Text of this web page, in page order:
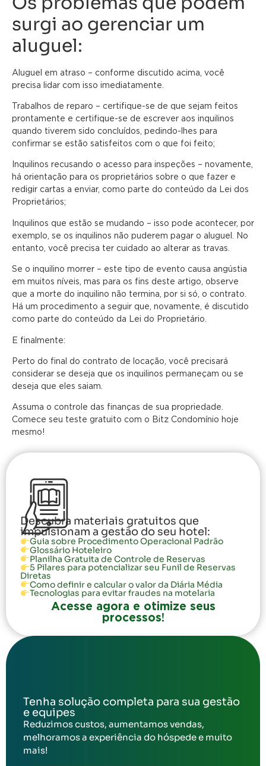
surgi ao gerenciar um
aluguel:
Aluguel em atraso – conforme discutido acima, você
precisa lidar com isso imediatamente.
Trabalhos de reparo – certifique-se de que sejam feitos
prontamente e certifique-se de escrever aos inquilinos
quando tiverem sido concluídos, pedindo-lhes para
confirmar se estão satisfeitos com o que foi feito;
Inquilinos recusando o acesso para inspeções – novamente,
há orientação para os proprietários sobre o que fazer e
redigir cartas a enviar, como parte do conteúdo da Lei dos
Proprietários;
Inquilinos que estão se mudando – isso pode acontecer, por
exemplo, se os inquilinos não puderem pagar o aluguel. No
entanto, você precisa ter cuidado ao alterar as travas.
Se o inquilino morrer – este tipo de evento causa angústia
em muitos níveis, mas para os fins deste artigo, observe
que a morte do inquilino não termina, por si só, o contrato.
Há um procedimento a seguir que, novamente, é discutido
como parte do conteúdo da Lei do Proprietário.
E finalmente:
Perto do final do contrato de locação, você precisará
considerar se deseja que os inquilinos permaneçam ou se
deseja que eles saiam.
Assuma o controle das finanças de sua propriedade.
Comece seu teste gratuito com o Bitz Condomínio hoje
mesmo!
Descubra materiais gratuitos que
impulsionam a gestão do seu hotel:
Guia sobre Procedimento Operacional Padrão
Glossário Hoteleiro
Planilha Gratuita de Controle de Reservas
5 Pilares para potencializar seu Funil de Reservas
Diretas
Como definir e calcular o valor da Diária Média
Tecnologias para evitar fraudes na motelaria
Acesse agora e otimize seus
processos!
Tenha solução completa para sua gestão
e equipes
Reduzimos custos, aumentamos vendas,
melhoramos a experiência do hóspede e muito
mais!